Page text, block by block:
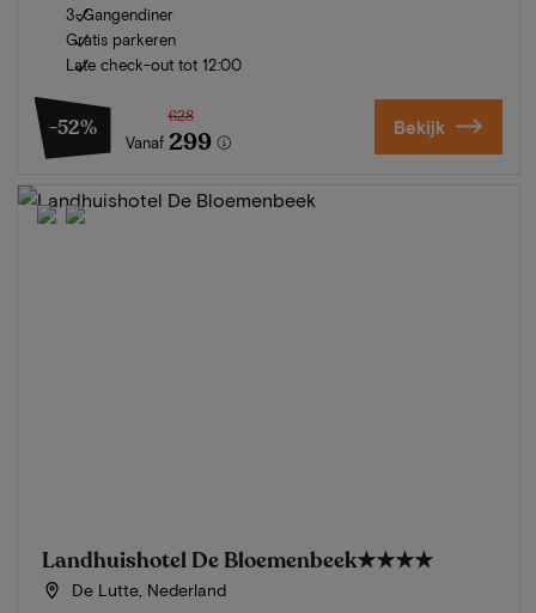
3-Gangendiner
Gratis parkeren
Late check-out tot 12:00
-52%
Vanaf
628
299 Bekijk
Landhuishotel De Bloemenbeek★★★★
De Lutte, Nederland